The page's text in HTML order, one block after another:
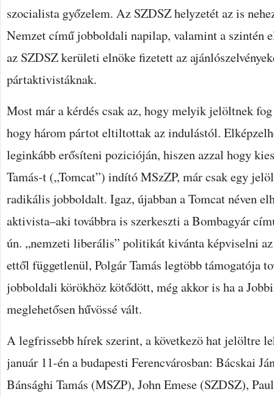
szocialista győzelem. Az SZDSZ helyzetét az is
Nemzet című jobboldali napilap, valamint a szintén
az SZDSZ kerületi elnöke fizetett az
pártaktivistáknak.
Most már a kérdés csak az, hogy melyik jelöltnek
hogy három pártot eltiltottak az indulástól.
leginkább erősíteni pozicióján, hiszen azzal hogy
Tamás-t („Tomcat”) indító MSzZP, már csak egy
radikális jobboldalt. Igaz, újabban a Tomcat néven
aktivista–aki továbbra is szerkeszti a Bombagyár
ún. „nemzeti liberális” politikát kivánta képviselni
ettől függetlenül, Polgár Tamás legtöbb támogatója
jobboldali körökhöz kötődött, még akkor is ha a
meglehetősen hűvössé vált.
A legfrissebb hírek szerint, a következö hat jelöltre
január 11-én a budapesti Ferencvárosban: Bácskai
Bánsághi Tamás (MSZP), John Emese (SZDSZ),